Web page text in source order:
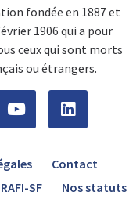
fondée en 1887 et
1906 qui a pour
ceux qui sont morts
ou étrangers.
Contact
RAFI-SF Nos statuts